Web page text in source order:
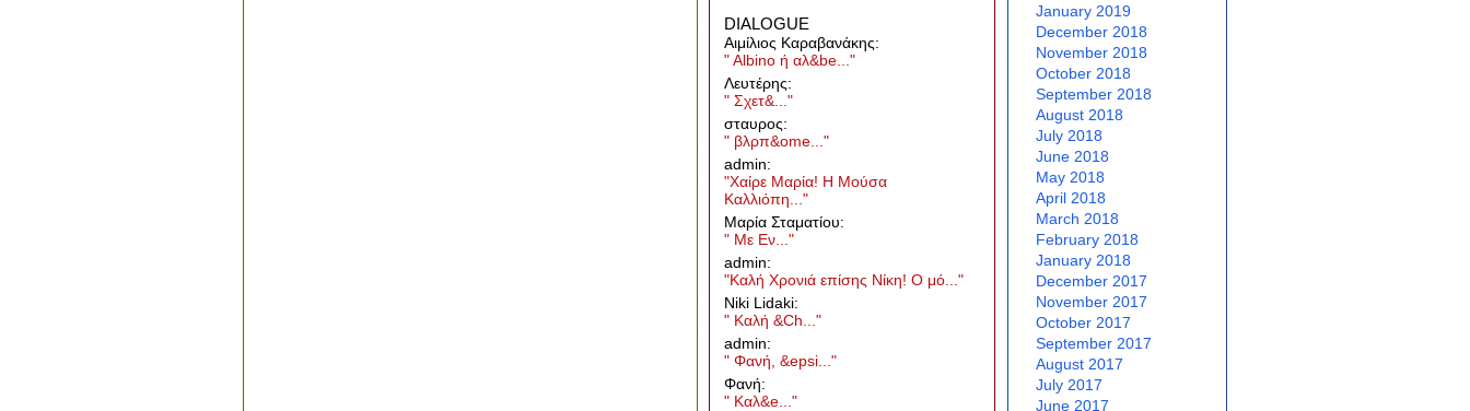
DIALOGUE
Aιμίλιος Καραβανάκης:
" Albino ή αλ&be..."
Λευτέρης:
" Σχετ&..."
σταυρος:
" βλρπ&ome..."
admin:
"Χαίρε Μαρία! Η Μούσα
Καλλιόπη..."
Μαρία Σταματίου:
" Με Εν..."
admin:
"Καλή Χρονιά επίσης Νίκη! Ο μό..."
Niki Lidaki:
" Καλή &Ch..."
admin:
" Φανή, &epsi..."
Φανή:
" Καλ&e..."
January 2019
December 2018
November 2018
October 2018
September 2018
August 2018
July 2018
June 2018
May 2018
April 2018
March 2018
February 2018
January 2018
December 2017
November 2017
October 2017
September 2017
August 2017
July 2017
June 2017